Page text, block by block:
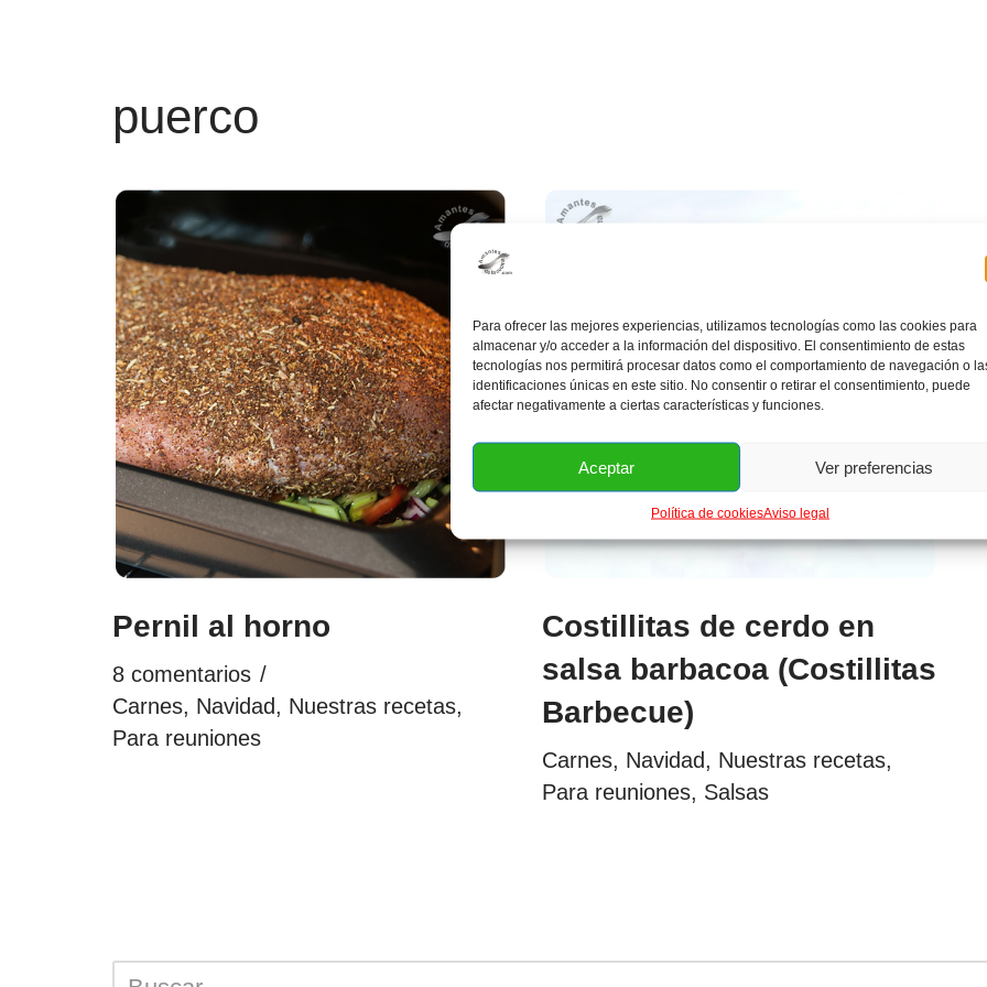
Para ofrecer las mejores experiencias, utilizamos tecnologías como las cookies para
almacenar y/o acceder a la información del dispositivo. El consentimiento de estas
tecnologías nos permitirá procesar datos como el comportamiento de navegación o
identificaciones únicas en este sitio. No consentir o retirar el consentimiento, puede
afectar negativamente a ciertas características y funciones.
Aceptar Ver preferencias
Política de cookiesAviso legal
puerco
Pernil al horno
8 comentarios
Carnes, Navidad, Nuestras recetas,
Para reuniones
Costillitas de cerdo en
salsa barbacoa (Costillitas
Barbecue)
Carnes, Navidad, Nuestras recetas,
Para reuniones, Salsas